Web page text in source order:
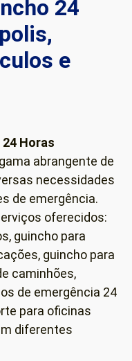
24
e
24 Horas
abrangente de
necessidades
de emergência.
oferecidos:
guincho para
guincho para
caminhões,
de emergência 24
para oficinas
diferentes